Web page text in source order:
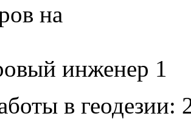
инженер 1
в геодезии: